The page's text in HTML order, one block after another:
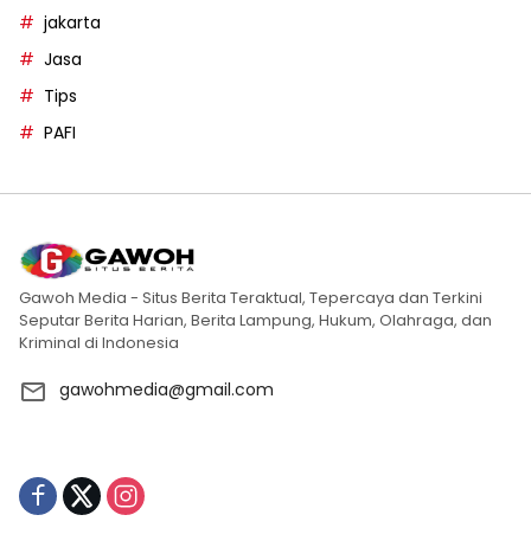
jakarta
Jasa
Tips
PAFI
Gawoh Media - Situs Berita Teraktual, Tepercaya dan Terkini
Seputar Berita Harian, Berita Lampung, Hukum, Olahraga, dan
Kriminal di Indonesia
gawohmedia@gmail.com